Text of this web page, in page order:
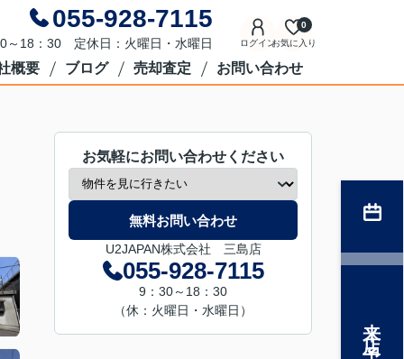
055-928-7115
～18：30 定休日：火曜日・水曜日 ログインお気に入り
0
概要 ブログ 売却査定 お問い合わせ
お気軽にお問い合わせください
無料お問い合わせ
U2JAPAN株式会社 三島店
055-928-7115
9：30～18：30
（休：火曜日・水曜日）
来店予約